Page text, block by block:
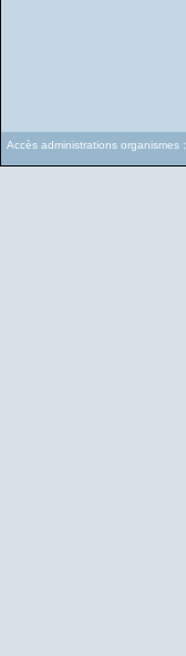
Accès administrations organismes :